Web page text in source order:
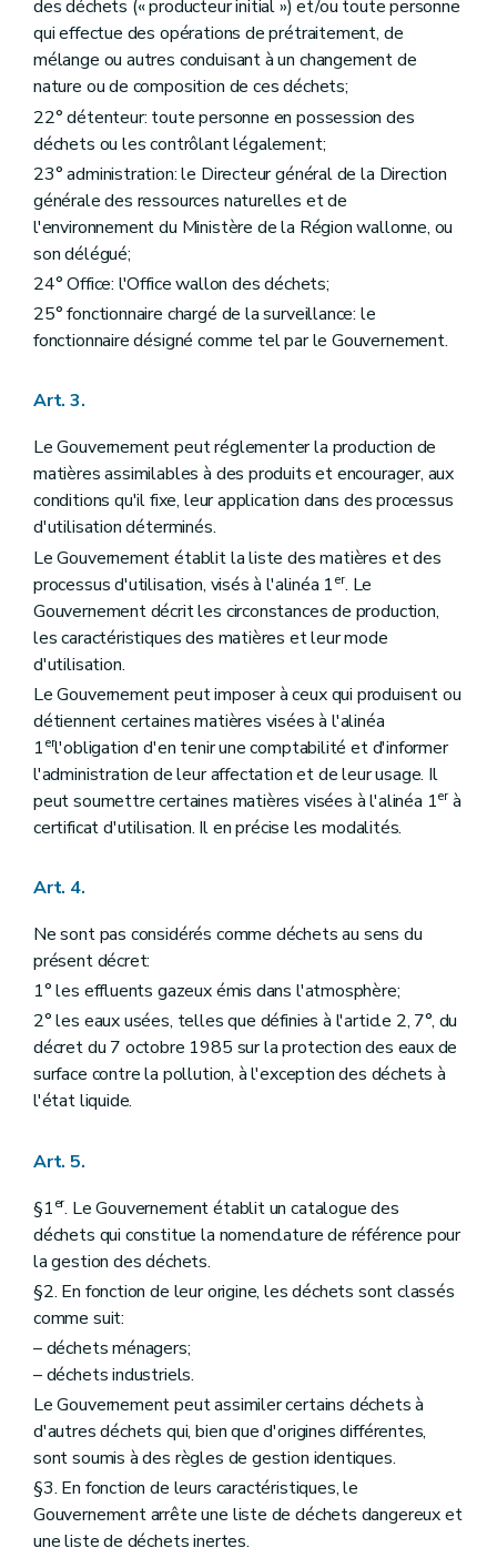
Art. 61
Chapitre XII Dispositions modificatives et abrogatoires
Art. 62
Art. 63
Art. 64
Art. 65
Chapitre XII Dispositions modificatives et abrogatoires
Art. 62
Art. 63
Art. 64
Art. 65
Chapitre XIII
Art. 66
Art. 67
Art. 68
Art. 69
Art. 72
Art. 74
Art. 75
Art. 76
Chapitre XIII Dispositions transitoires
Art. 66
Art. 68
Art. 69
Art. 71
Art. 72
Art. 73
Art. 74
Art. 75
Art. 76
Annexe 1
Annexe 2
Annexe 3
Annexe 4
des déchets (« producteur initial ») et/ou toute personne
qui effectue des opérations de prétraitement, de
mélange ou autres conduisant à un changement de
nature ou de composition de ces déchets;
22° détenteur: toute personne en possession des
déchets ou les contrôlant légalement;
23° administration: le Directeur général de la Direction
générale des ressources naturelles et de
l'environnement du Ministère de la Région wallonne, ou
son délégué;
24° Office: l'Office wallon des déchets;
25° fonctionnaire chargé de la surveillance: le
fonctionnaire désigné comme tel par le Gouvernement.
Art. 3.
Le Gouvernement peut réglementer la production de
matières assimilables à des produits et encourager, aux
conditions qu'il fixe, leur application dans des processus
d'utilisation déterminés.
Le Gouvernement établit la liste des matières et des
processus d'utilisation, visés à l'alinéa 1er. Le
Gouvernement décrit les circonstances de production,
les caractéristiques des matières et leur mode
d'utilisation.
Le Gouvernement peut imposer à ceux qui produisent ou
détiennent certaines matières visées à l'alinéa
1erl'obligation d'en tenir une comptabilité et d'informer
l'administration de leur affectation et de leur usage. Il
peut soumettre certaines matières visées à l'alinéa 1erà
certificat d'utilisation. Il en précise les modalités.
Art. 4.
Ne sont pas considérés comme déchets au sens du
présent décret:
1° les effluents gazeux émis dans l'atmosphère;
2° les eaux usées, telles que définies à l'article 2, 7°, du
décret du 7 octobre 1985 sur la protection des eaux de
surface contre la pollution, à l'exception des déchets à
l'état liquide.
Art. 5.
§1er. Le Gouvernement établit un catalogue des
déchets qui constitue la nomenclature de référence pour
la gestion des déchets.
§2. En fonction de leur origine, les déchets sont classés
comme suit:
– déchets ménagers;
– déchets industriels.
Le Gouvernement peut assimiler certains déchets à
d'autres déchets qui, bien que d'origines différentes,
sont soumis à des règles de gestion identiques.
§3. En fonction de leurs caractéristiques, le
Gouvernement arrête une liste de déchets dangereux et
une liste de déchets inertes.